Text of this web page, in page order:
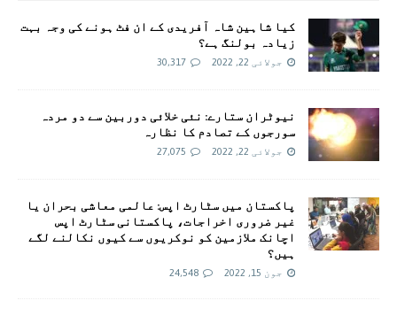
کیا شاہین شاہ آفریدی کے ان فٹ ہونے کی وجہ بہت
زیادہ بولنگ ہے؟
جولائی 22, 2022 30,317
نیوٹران ستارے: نئی خلائی دوربین سے دو مردہ
سورجوں کے تصادم کا نظارہ
جولائی 22, 2022 27,075
پاکستان میں سٹارٹ اپس: عالمی معاشی بحران یا
غیر ضروری اخراجات، پاکستانی سٹارٹ اپس
اچانک ملازمین کو نوکریوں سے کیوں نکالنے لگے
ہیں؟
جون 15, 2022 24,548